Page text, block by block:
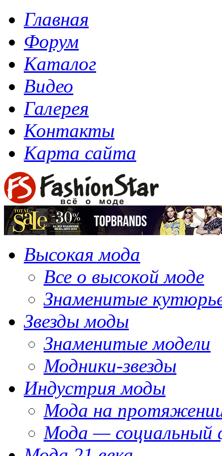
Главная
Форум
Каталог
Видео
Галерея
Контакты
Карта сайта
Высокая мода
Все о высокой моде
Знаменитые
Звезды моды
Знаменитые модели
Модники-звезды
Индустрия моды
Мода на
Мода — социальный